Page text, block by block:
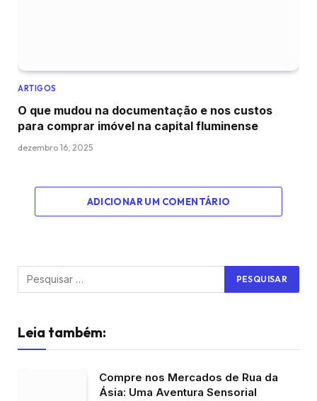
ARTIGOS
O que mudou na documentação e nos custos
para comprar imóvel na capital fluminense
dezembro 16, 2025
ADICIONAR UM COMENTÁRIO
Leia também:
Compre nos Mercados de Rua da
Ásia: Uma Aventura Sensorial